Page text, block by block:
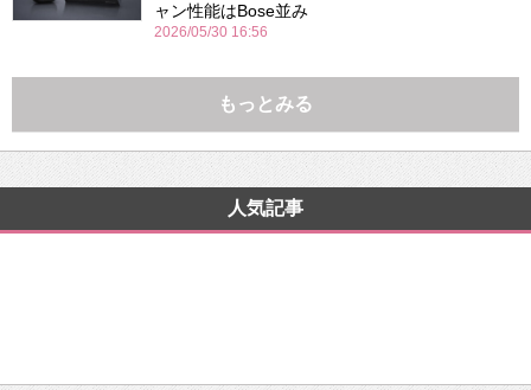
ャン性能はBose並み
2026/05/30 16:56
もっとみる
人気記事